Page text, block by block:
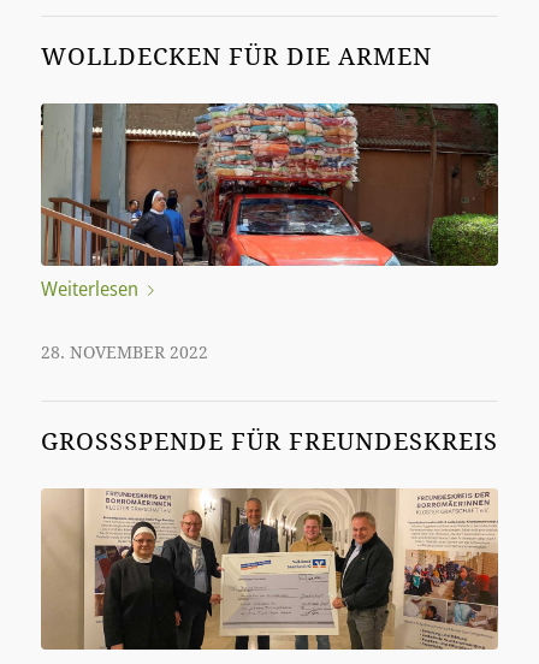
WOLLDECKEN FÜR DIE ARMEN
Weiterlesen
28. NOVEMBER 2022
GROSSSPENDE FÜR FREUNDESKREIS